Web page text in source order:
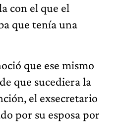
con el que el
que tenía una
que ese mismo
que sucediera la
el exsecretario
por su esposa por